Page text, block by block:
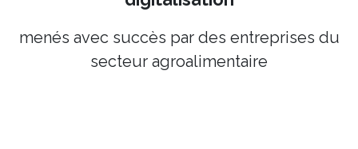
menés avec succès par des entreprises du
secteur agroalimentaire